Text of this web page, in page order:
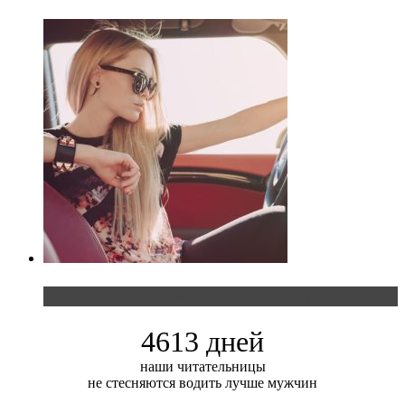
4613 дней
наши читательницы
не стесняются водить лучше мужчин